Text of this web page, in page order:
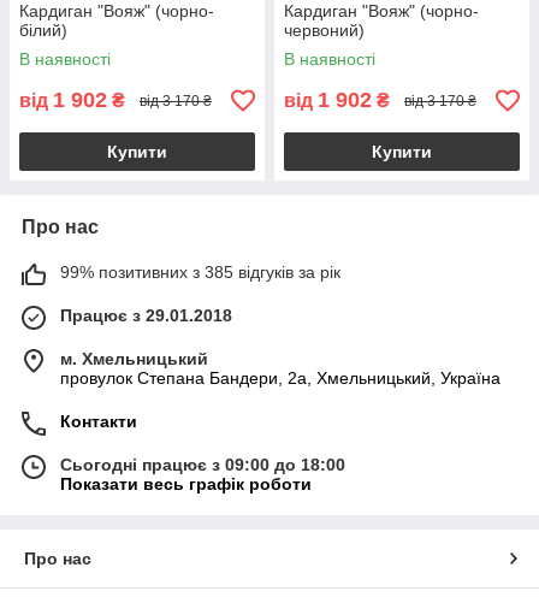
Кардиган "Вояж" (чорно-
білий)
В наявності
від 1 902 ₴ від 3 170 ₴
Купити
Кардиган "Вояж" (чорно-
червоний)
В наявності
від 1 902 ₴ від 3 170 ₴
Купити
Про нас
99% позитивних з 385 відгуків за рік
Працює з 29.01.2018
м. Хмельницький
провулок Степана Бандери, 2a, Хмельницький, Україна
Контакти
Сьогодні працює з 09:00 до 18:00
Показати весь графік роботи
Про нас